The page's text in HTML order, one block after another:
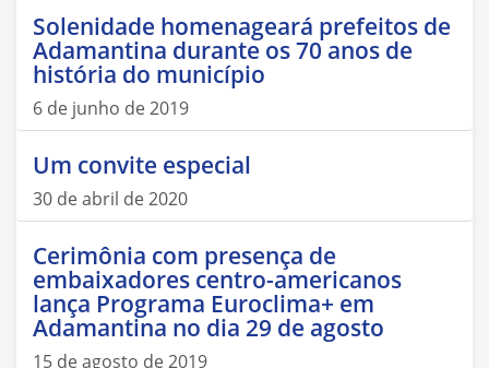
Solenidade homenageará prefeitos de
Adamantina durante os 70 anos de
história do município
6 de junho de 2019
Um convite especial
30 de abril de 2020
Cerimônia com presença de
embaixadores centro-americanos
lança Programa Euroclima+ em
Adamantina no dia 29 de agosto
15 de agosto de 2019